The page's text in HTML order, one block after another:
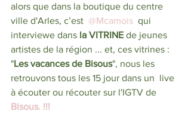
alors que dans la boutique du centre
ville d'Arles, c’est @Mcamois qui
interviewe dans la VITRINE de jeunes
artistes de la région ... et, ces vitrines :
"Les vacances de Bisous", nous les
retrouvons tous les 15 jour dans un  live
à écouter ou récouter sur l'IGTV de
Bisous. !!!